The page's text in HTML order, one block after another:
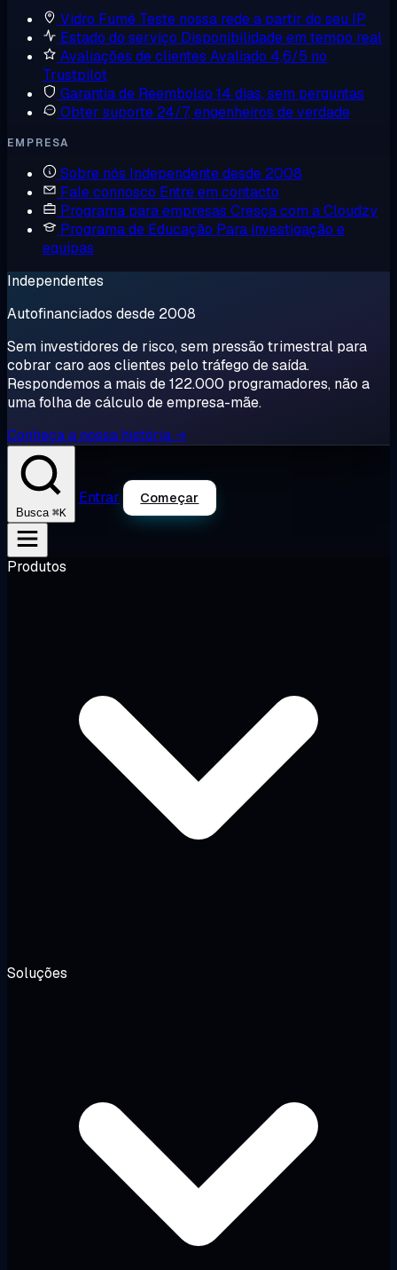
Vidro Fumê Teste nossa rede a partir do seu IP
Estado do serviço Disponibilidade em tempo real
Avaliações de clientes Avaliado 4,6/5 no
Trustpilot
Garantia de Reembolso 14 dias, sem perguntas
Obter suporte 24/7, engenheiros de verdade
EMPRESA
Sobre nós Independente desde 2008
Fale connosco Entre em contacto
Programa para empresas Cresça com a Cloudzy
Programa de Educação Para investigação e
equipas
Independentes
Autofinanciados desde 2008
Sem investidores de risco, sem pressão trimestral para
cobrar caro aos clientes pelo tráfego de saída.
Respondemos a mais de 122.000 programadores, não a
uma folha de cálculo de empresa-mãe.
Conheça a nossa história →
Busca ⌘K
Entrar Começar
Produtos
Soluções